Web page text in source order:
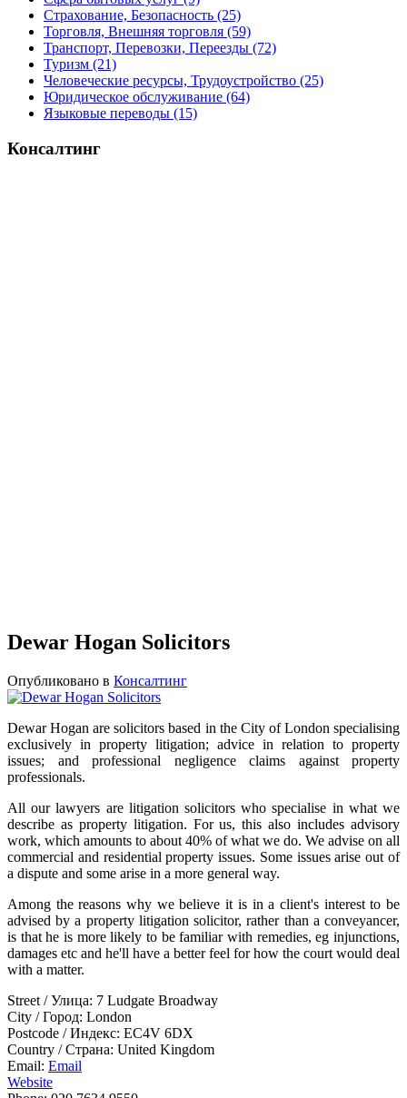
Страхование, Безопасность (25)
Торговля, Внешняя торговля (59)
Транспорт, Перевозки, Переезды (72)
Туризм (21)
Человеческие ресурсы, Трудоустройство (25)
Юридическое обслуживание (64)
Языковые переводы (15)
Консалтинг
Dewar Hogan Solicitors
Опубликовано в Консалтинг
Dewar Hogan are solicitors based in the City of London specialising
exclusively in property litigation; advice in relation to property
issues; and professional negligence claims against property
professionals.
All our lawyers are litigation solicitors who specialise in what we
describe as property litigation. For us, this also includes advisory
work, which amounts to about 40% of what we do. We advise on all
commercial and residential property issues. Some issues arise out of
a dispute and some arise in a more general way.
Among the reasons why we believe it is in a client's interest to be
advised by a property litigation solicitor, rather than a conveyancer,
is that he is more likely to be familiar with remedies, eg injunctions,
damages etc and he'll have a better feel for how the court would deal
with a matter.
Street / Улица: 7 Ludgate Broadway
City / Город: London
Postcode / Индекс: EC4V 6DX
Country / Страна: United Kingdom
Email: Email
Website